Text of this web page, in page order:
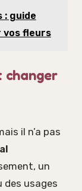
: guide
vos fleurs
changer
il n’a pas
un
des usages